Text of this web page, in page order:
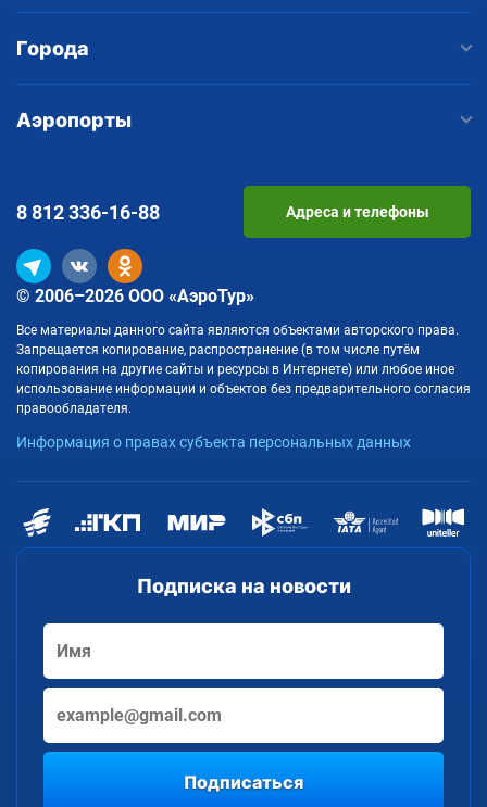
Города
Аэропорты
Подписка на новости
Подписаться
© 2006–2026 ООО «АэроТур»
Все материалы данного сайта являются объектами авторского права.
Запрещается копирование, распространение (в том числе путём
копирования на другие сайты и ресурсы в Интернете) или любое иное
использование информации и объектов без предварительного согласия
правообладателя.
Информация о правах субъекта персональных данных
8 812336-16-88 Адреса и телефоны